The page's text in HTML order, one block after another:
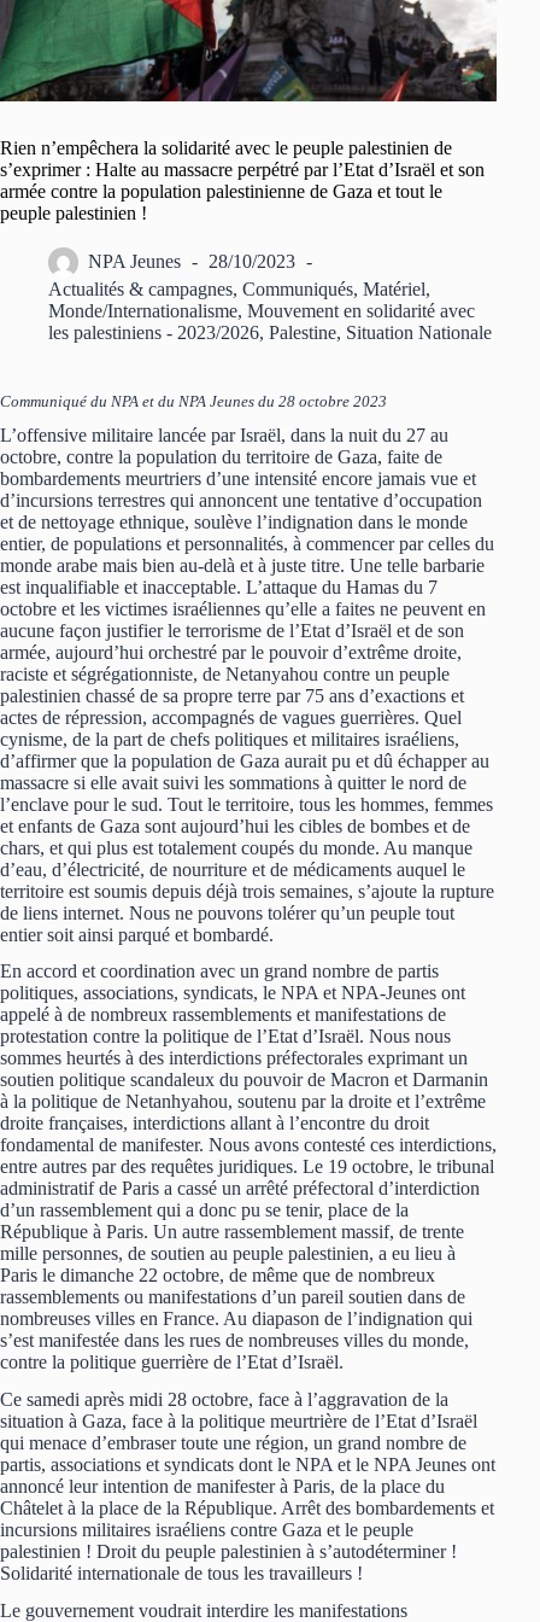
Rien n’empêchera la solidarité avec le peuple palestinien de
s’exprimer : Halte au massacre perpétré par l’Etat d’Israël et son
armée contre la population palestinienne de Gaza et tout le
peuple palestinien !
NPA Jeunes
28/10/2023
Actualités & campagnes, Communiqués, Matériel,
Monde/Internationalisme, Mouvement en solidarité avec
les palestiniens - 2023/2026, Palestine, Situation Nationale
Communiqué du NPA et du NPA Jeunes du 28 octobre 2023
L’offensive militaire lancée par Israël, dans la nuit du 27 au
octobre, contre la population du territoire de Gaza, faite de
bombardements meurtriers d’une intensité encore jamais vue et
d’incursions terrestres qui annoncent une tentative d’occupation
et de nettoyage ethnique, soulève l’indignation dans le monde
entier, de populations et personnalités, à commencer par celles du
monde arabe mais bien au-delà et à juste titre. Une telle barbarie
est inqualifiable et inacceptable. L’attaque du Hamas du 7
octobre et les victimes israéliennes qu’elle a faites ne peuvent en
aucune façon justifier le terrorisme de l’Etat d’Israël et de son
armée, aujourd’hui orchestré par le pouvoir d’extrême droite,
raciste et ségrégationniste, de Netanyahou contre un peuple
palestinien chassé de sa propre terre par 75 ans d’exactions et
actes de répression, accompagnés de vagues guerrières. Quel
cynisme, de la part de chefs politiques et militaires israéliens,
d’affirmer que la population de Gaza aurait pu et dû échapper au
massacre si elle avait suivi les sommations à quitter le nord de
l’enclave pour le sud. Tout le territoire, tous les hommes, femmes
et enfants de Gaza sont aujourd’hui les cibles de bombes et de
chars, et qui plus est totalement coupés du monde. Au manque
d’eau, d’électricité, de nourriture et de médicaments auquel le
territoire est soumis depuis déjà trois semaines, s’ajoute la rupture
de liens internet. Nous ne pouvons tolérer qu’un peuple tout
entier soit ainsi parqué et bombardé.
En accord et coordination avec un grand nombre de partis
politiques, associations, syndicats, le NPA et NPA-Jeunes ont
appelé à de nombreux rassemblements et manifestations de
protestation contre la politique de l’Etat d’Israël. Nous nous
sommes heurtés à des interdictions préfectorales exprimant un
soutien politique scandaleux du pouvoir de Macron et Darmanin
à la politique de Netanhyahou, soutenu par la droite et l’extrême
droite françaises, interdictions allant à l’encontre du droit
fondamental de manifester. Nous avons contesté ces interdictions,
entre autres par des requêtes juridiques. Le 19 octobre, le tribunal
administratif de Paris a cassé un arrêté préfectoral d’interdiction
d’un rassemblement qui a donc pu se tenir, place de la
République à Paris. Un autre rassemblement massif, de trente
mille personnes, de soutien au peuple palestinien, a eu lieu à
Paris le dimanche 22 octobre, de même que de nombreux
rassemblements ou manifestations d’un pareil soutien dans de
nombreuses villes en France. Au diapason de l’indignation qui
s’est manifestée dans les rues de nombreuses villes du monde,
contre la politique guerrière de l’Etat d’Israël.
Ce samedi après midi 28 octobre, face à l’aggravation de la
situation à Gaza, face à la politique meurtrière de l’Etat d’Israël
qui menace d’embraser toute une région, un grand nombre de
partis, associations et syndicats dont le NPA et le NPA Jeunes ont
annoncé leur intention de manifester à Paris, de la place du
Châtelet à la place de la République. Arrêt des bombardements et
incursions militaires israéliens contre Gaza et le peuple
palestinien ! Droit du peuple palestinien à s’autodéterminer !
Solidarité internationale de tous les travailleurs !
Le gouvernement voudrait interdire les manifestations